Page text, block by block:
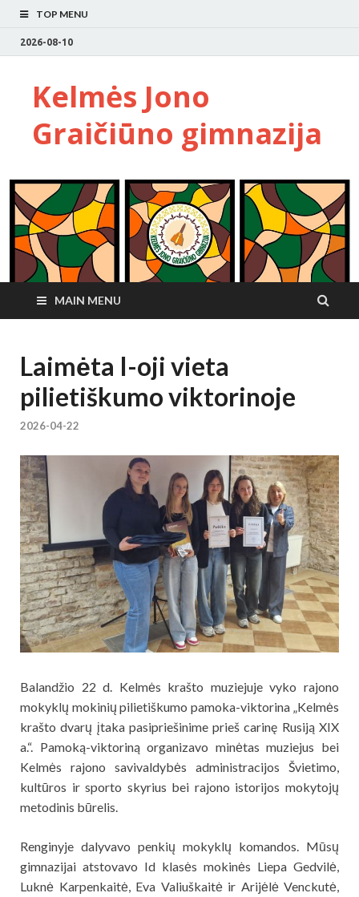
TOP MENU
2026-08-10
Kelmės Jono
Graičiūno gimnazija
MAIN MENU
Laimėta I-oji vieta
pilietiškumo viktorinoje
2026-04-22
Balandžio 22 d. Kelmės krašto muziejuje vyko rajono
mokyklų mokinių pilietiškumo pamoka-viktorina „Kelmės
krašto dvarų įtaka pasipriešinime prieš carinę Rusiją XIX
a.“. Pamoką-viktoriną organizavo minėtas muziejus bei
Kelmės rajono savivaldybės administracijos Švietimo,
kultūros ir sporto skyrius bei rajono istorijos mokytojų
metodinis būrelis.
Renginyje dalyvavo penkių mokyklų komandos. Mūsų
gimnazijai atstovavo Id klasės mokinės Liepa Gedvilė,
Luknė Karpenkaitė, Eva Valiuškaitė ir Arijėlė Venckutė,